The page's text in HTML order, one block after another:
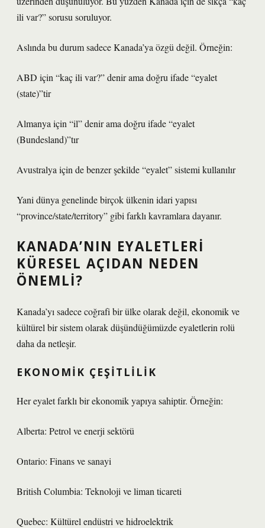
ili var?” sorusu soruluyor.
Aslında bu durum sadece Kanada’ya özgü değil. Örneğin:
ABD için “kaç ili var?” denir ama doğru ifade “eyalet
(state)”tir
Almanya için “il” denir ama doğru ifade “eyalet
(Bundesland)”tır
Avustralya için de benzer şekilde “eyalet” sistemi kullanılır
Yani dünya genelinde birçok ülkenin idari yapısı
“province/state/territory” gibi farklı kavramlara dayanır.
KANADA’NIN EYALETLERI
KÜRESEL AÇIDAN NEDEN
ÖNEMLI?
Kanada’yı sadece coğrafi bir ülke olarak değil, ekonomik ve
kültürel bir sistem olarak düşündüğümüzde eyaletlerin rolü
daha da netleşir.
EKONOMIK ÇEŞITLILIK
Her eyalet farklı bir ekonomik yapıya sahiptir. Örneğin:
Alberta: Petrol ve enerji sektörü
Ontario: Finans ve sanayi
British Columbia: Teknoloji ve liman ticareti
Quebec: Kültürel endüstri ve hidroelektrik